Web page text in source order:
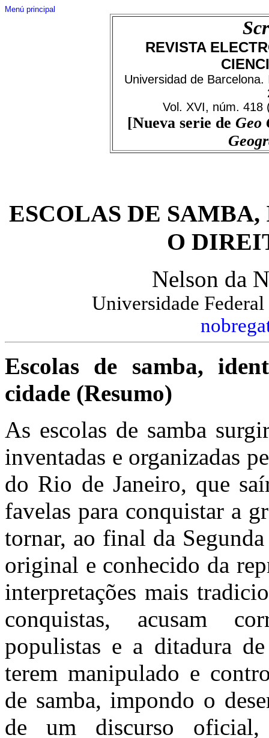
Menú principal
REVISTA
Universidad de
Vol. XVI, núm. 418
[Nueva serie de Geo
ESCOLAS DE
O
Nelson da
Universidade
Escolas de samba,
cidade (Resumo)
As escolas de samba
inventadas e organizadas
do Rio de Janeiro, que
favelas para conquistar a
tornar, ao final da
original e conhecido da
interpretações mais
conquistas, acusam
populistas e a ditadura
terem manipulado e
de samba, impondo o
de um discurso